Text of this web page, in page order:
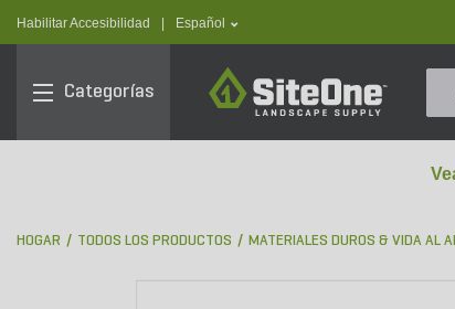
Habilitar Accesibilidad text.language
Español
Categorías
SiteOne
HOGAR TODOS LOS PRODUCTOS MATERIALES DUROS & VIDA AL